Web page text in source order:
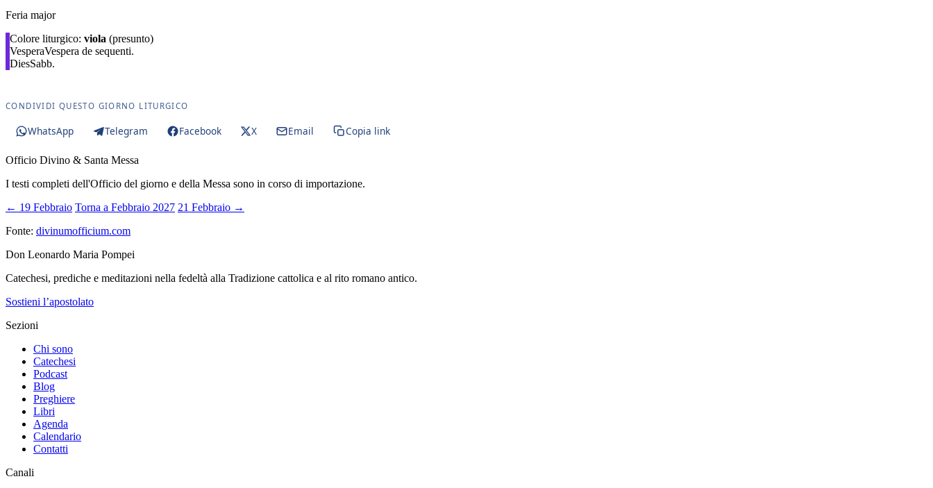
Feria major
Colore liturgico: viola (presunto)
VesperaVespera de sequenti.
DiesSabb.
CONDIVIDI QUESTO GIORNO LITURGICO
WhatsApp Telegram Facebook X Email Copia link
Officio Divino & Santa Messa
I testi completi dell'Officio del giorno e della Messa sono in corso di importazione.
← 19 Febbraio Torna a Febbraio 2027 21 Febbraio →
Fonte: divinumofficium.com
Don Leonardo Maria Pompei
Catechesi, prediche e meditazioni nella fedeltà alla Tradizione cattolica e al rito romano antico.
Sostieni l’apostolato
Sezioni
Chi sono
Catechesi
Podcast
Blog
Preghiere
Libri
Agenda
Calendario
Contatti
Canali